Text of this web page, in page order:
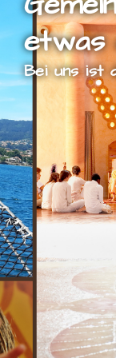
etwas
Bei uns ist